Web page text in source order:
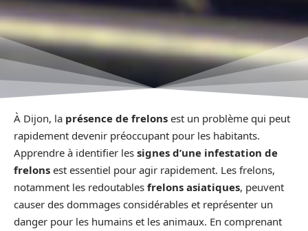
À Dijon, la présence de frelons est un problème qui peut
rapidement devenir préoccupant pour les habitants.
Apprendre à identifier les signes d’une infestation de
frelons est essentiel pour agir rapidement. Les frelons,
notamment les redoutables frelons asiatiques, peuvent
causer des dommages considérables et représenter un
danger pour les humains et les animaux. En comprenant